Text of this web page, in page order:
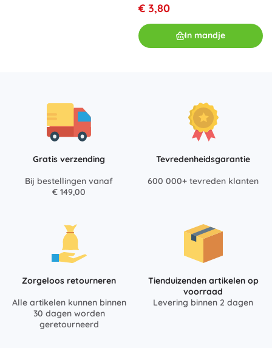
€ 3,80
In mandje
Gratis verzending
Bij bestellingen vanaf
€ 149,00
Tevredenheidsgarantie
600 000+ tevreden klanten
Zorgeloos retourneren
Alle artikelen kunnen binnen
30 dagen worden
geretourneerd
Tienduizenden artikelen op
voorraad
Levering binnen 2 dagen